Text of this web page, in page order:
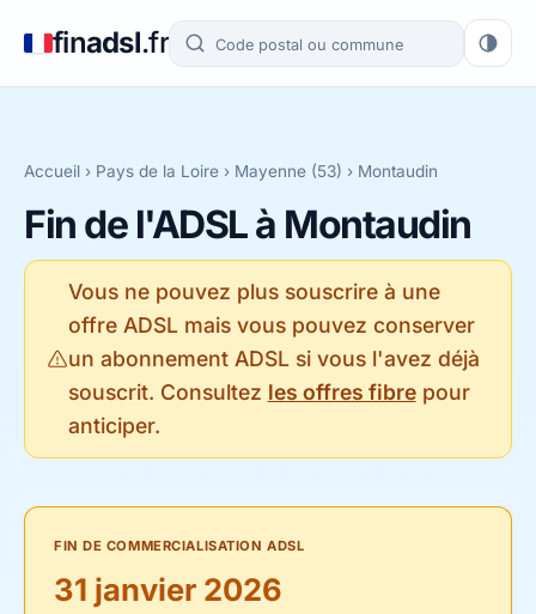
finadsl.fr
Accueil › Pays de la Loire › Mayenne (53) › Montaudin
Fin de l'ADSL à Montaudin
Vous ne pouvez plus souscrire à une
offre ADSL mais vous pouvez conserver
un abonnement ADSL si vous l'avez déjà
souscrit. Consultez les offres fibrepour
anticiper.
FIN DE COMMERCIALISATION ADSL
31 janvier 2026